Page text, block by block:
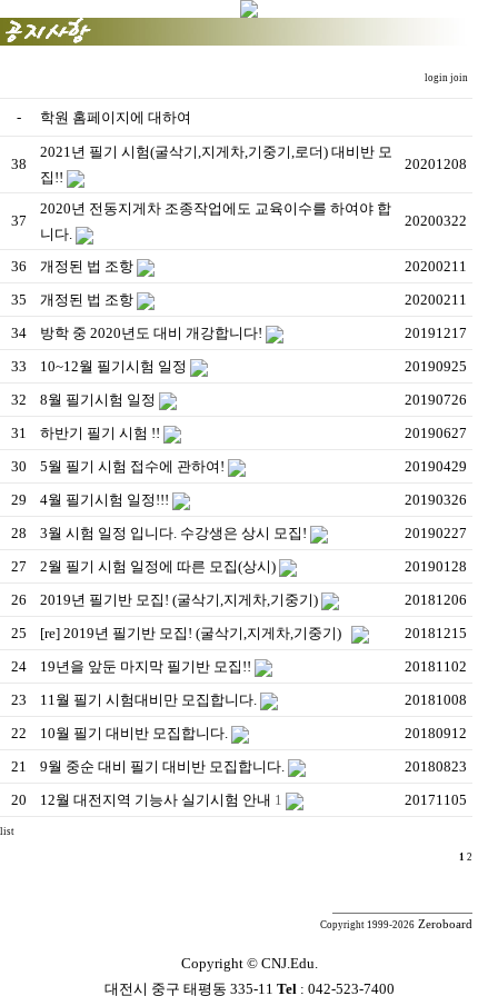
login join
- 학원 홈페이지에 대하여
38
2021년 필기 시험(굴삭기,지게차,기중기,로더) 대비반 모
집!!
20201208
37
2020년 전동지게차 조종작업에도 교육이수를 하여야 합
니다.
20200322
36 개정된 법 조항
20200211
35
개정된 법 조항
20200211
34
방학 중 2020년도 대비 개강합니다!
20191217
33
10~12월 필기시험 일정
20190925
32
8월 필기시험 일정
20190726
31
하반기 필기 시험 !!
20190627
30
5월 필기 시험 접수에 관하여!
20190429
29
4월 필기시험 일정!!!
20190326
28
3월 시험 일정 입니다. 수강생은 상시 모집!
20190227
27
2월 필기 시험 일정에 따른 모집(상시)
20190128
26
2019년 필기반 모집! (굴삭기,지게차,기중기)
20181206
25
[re] 2019년 필기반 모집! (굴삭기,지게차,기중기)
20181215
24
19년을 앞둔 마지막 필기반 모집!!
20181102
23
11월 필기 시험대비만 모집합니다.
20181008
22
10월 필기 대비반 모집합니다.
20180912
21
9월 중순 대비 필기 대비반 모집합니다.
20180823
20
12월 대전지역 기능사 실기시험 안내 1 20171105
list
1 2
Copyright 1999-2026 Zeroboard
Copyright ©CNJ.Edu.
대전시 중구 태평동 335-11 Tel: 042-523-7400